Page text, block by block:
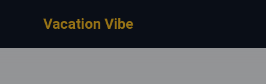
Vacation Vibe